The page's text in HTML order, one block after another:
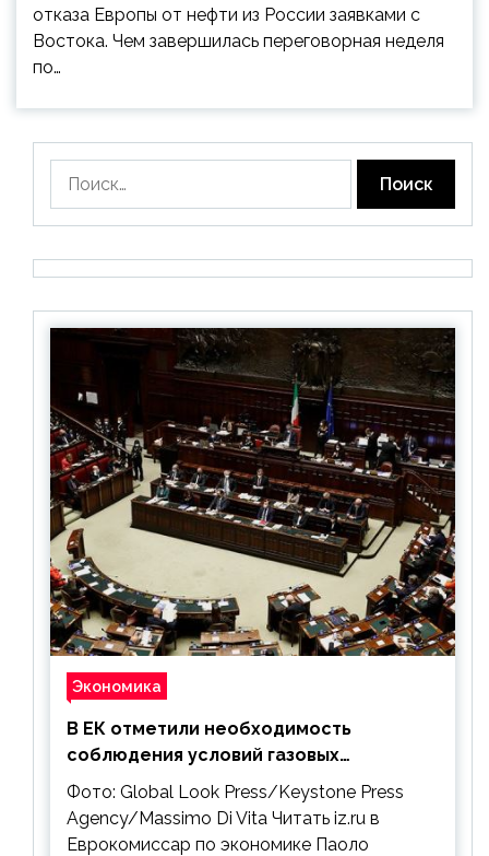
отказа Европы от нефти из России заявками с
Востока. Чем завершилась переговорная неделя
по…
Экономика
В ЕК отметили необходимость
соблюдения условий газовых
контрактов с РФ
Фото: Global Look Press/Keystone Press
Agency/Massimo Di Vita Читать iz.ru в
Еврокомиссар по экономике Паоло